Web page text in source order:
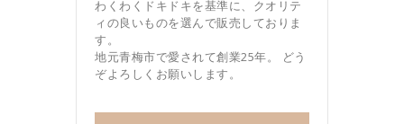
わくわくドキドキを基準に、クオリテ
ィの良いものを選んで販売しておりま
す。
地元青梅市で愛されて創業25年。 どう
ぞよろしくお願いします。